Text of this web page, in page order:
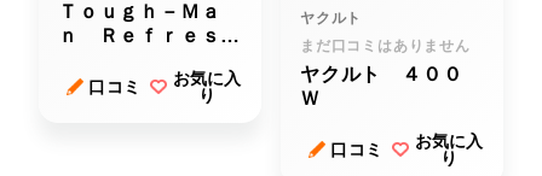
Ｔｏｕｇｈ－Ｍａ
ｎ Ｒｅｆｒｅｓｈ
シュ）
口コミ
お気に入
り
ヤクルト
まだ口コミはありません
ヤクルト ４００
Ｗ
口コミ
お気に入
り